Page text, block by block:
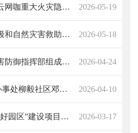
关于对广兴洲镇星云网咖重大火灾隐患摘牌通知（岳君应安〔2026〕6号） 2026-05-19
湖南省启动防汛四级和自然灾害救助四级应急响应 2026-05-18
关于调整区水旱灾害防御指挥部组成单位和人员的通知 2026-04-24
“1·31”柳林洲街道办事处柳毅社区邓某某住宅火灾事故调查报告 2026-04-10
君山产业开发区“五好园区”建设项目“12·19”高空坠落事故调查报告 2026-03-17